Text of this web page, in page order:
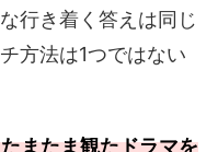
行き着く答えは同じ
方法は1つではない
またま観たドラマを